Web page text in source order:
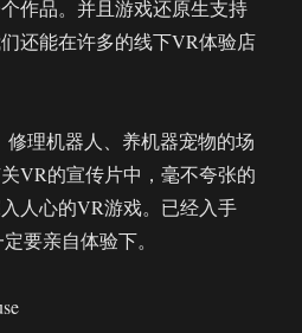
作品。并且游戏还原生支持
还能在许多的线下VR体验店
修理机器人、养机器宠物的场
VR的宣传片中，毫不夸张的
人心的VR游戏。已经入手
要亲自体验下。